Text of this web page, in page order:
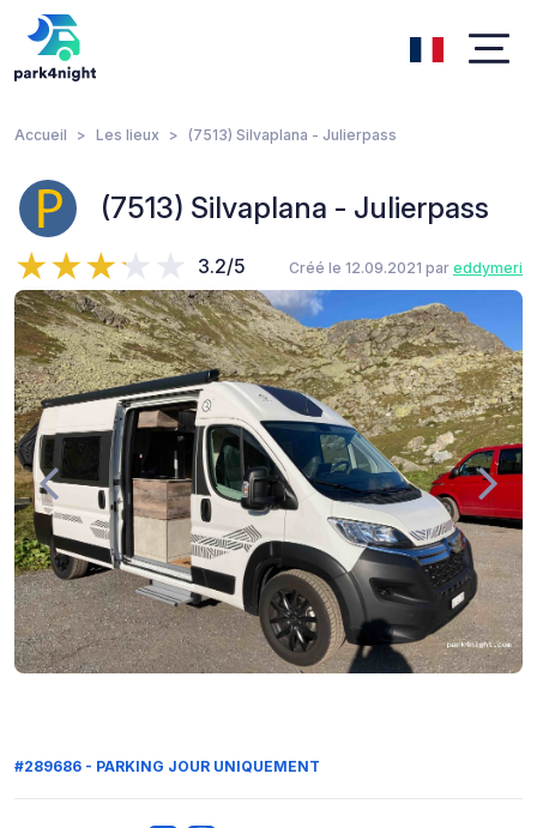
Accueil Les lieux (7513) Silvaplana - Julierpass
(7513) Silvaplana - Julierpass
3.2/5 Créé le 12.09.2021 par eddymeri
#289686 - PARKING JOUR UNIQUEMENT